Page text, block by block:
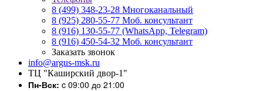
8 (499) 348-23-28 Многоканальный
8 (925) 280-55-77 Моб. консультант
8 (916) 130-55-77 (WhatsApp, Telegram)
8 (916) 450-54-32 Моб. консультант
Заказать звонок
info@argus-msk.ru
ТЦ "Каширский двор-1"
Пн-Вск: c 09:00 до 21:00